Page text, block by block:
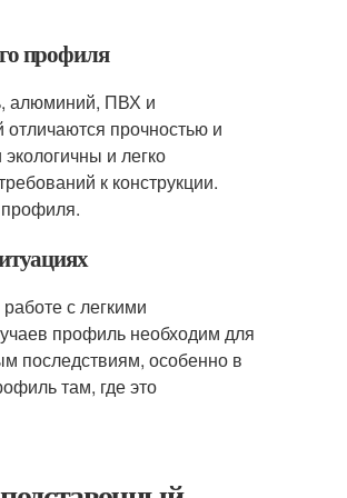
профиля
алюминий, ПВХ и
прочностью и
и легко
к конструкции.
с легкими
профиль необходим для
последствиям, особенно в
там, где это